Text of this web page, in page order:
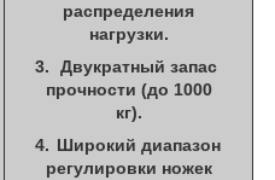
распределения
нагрузки.
Двукратный запас
прочности (до 1000
кг).
Широкий диапазон
регулировки ножек